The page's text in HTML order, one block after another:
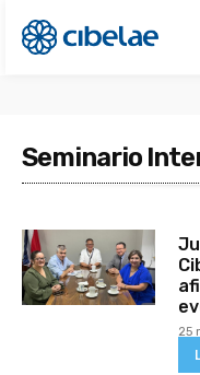
Seminario
25